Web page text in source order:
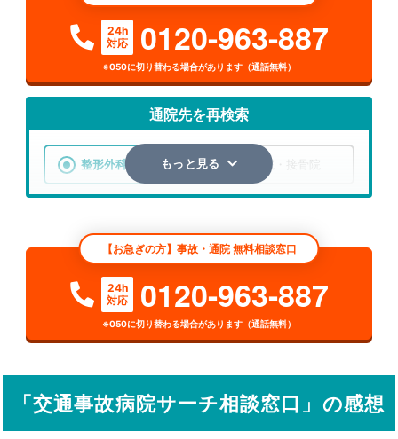
24h
対応
0120-963-887
※050に切り替わる場合があります（通話無料）
通院先を再検索
整形外科 整骨院・接骨院
検索する
詳細条件で絞り込む
その他の検索方法
駅から探す 院名から探す
もっと見る
【お急ぎの方】事故・通院 無料相談窓口
24h
対応
0120-963-887
※050に切り替わる場合があります（通話無料）
「交通事故病院サーチ相談窓口」の感想